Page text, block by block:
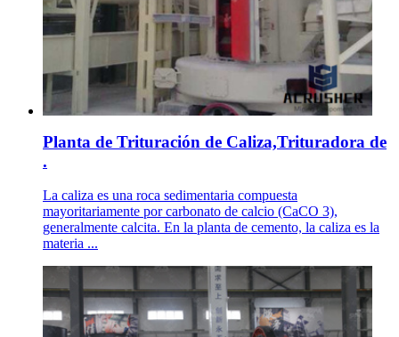
Planta de Trituración de Caliza,Trituradora de
.
La caliza es una roca sedimentaria compuesta
mayoritariamente por carbonato de calcio (CaCO 3),
generalmente calcita. En la planta de cemento, la caliza es la
materia ...